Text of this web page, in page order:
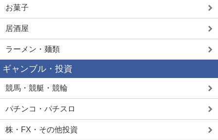
お菓子
居酒屋
ラーメン・麺類
ギャンブル・投資
競馬・競艇・競輪
パチンコ・パチスロ
株・FX・その他投資